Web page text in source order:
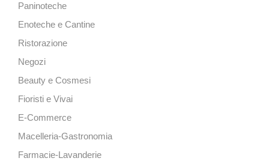
Paninoteche
Enoteche e Cantine
Ristorazione
Negozi
Beauty e Cosmesi
Fioristi e Vivai
E-Commerce
Macelleria-Gastronomia
Farmacie-Lavanderie